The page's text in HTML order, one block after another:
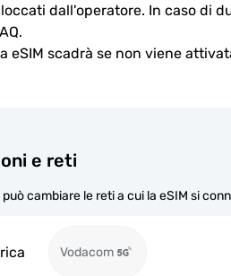
dall'operatore. In caso di
eSIM scadrà se non viene
e reti
cambiare le reti a cui la eSIM si
Vodacom